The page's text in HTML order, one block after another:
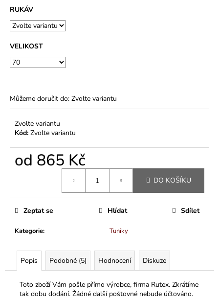
RUKÁV
VELIKOST
Můžeme doručit do: Zvolte variantu
Zvolte variantu
Kód: Zvolte variantu
od 865 Kč
DO KOŠÍKU
Kategorie: Tuniky
Zeptat se Hlídat Sdílet
Popis Podobné (5) Hodnocení Diskuze
Toto zboží Vám pošle přímo výrobce, firma Rutex. Zkrátíme
tak dobu dodání. Žádné další poštovné nebude účtováno.
12
-
85
BAVLNA,
15
%
VISKÓZA)